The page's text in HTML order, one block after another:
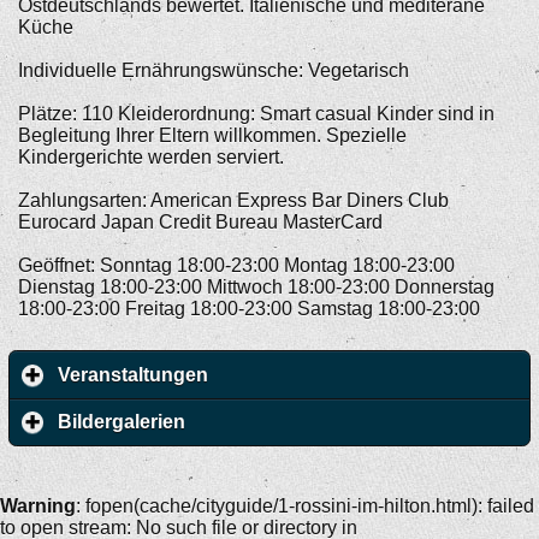
Ostdeutschlands bewertet. Italienische und mediterane
Küche
Individuelle Ernährungswünsche: Vegetarisch
Plätze: 110 Kleiderordnung: Smart casual Kinder sind in
Begleitung Ihrer Eltern willkommen. Spezielle
Kindergerichte werden serviert.
Zahlungsarten: American Express Bar Diners Club
Eurocard Japan Credit Bureau MasterCard
Geöffnet: Sonntag 18:00-23:00 Montag 18:00-23:00
Dienstag 18:00-23:00 Mittwoch 18:00-23:00 Donnerstag
18:00-23:00 Freitag 18:00-23:00 Samstag 18:00-23:00
Veranstaltungen
Bildergalerien
Warning: fopen(cache/cityguide/1-rossini-im-hilton.html): failed
to open stream: No such file or directory in